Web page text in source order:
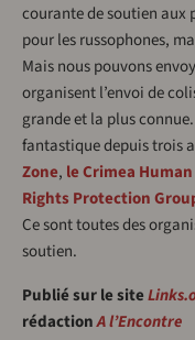
courante de soutien aux
pour les russophones,
Mais nous pouvons
organisent l’envoi de
grande et la plus
fantastique depuis trois
Zone, le Crimea
Rights Protection
Ce sont toutes des
soutien.
Publié sur le site
rédactionA l’Encontre